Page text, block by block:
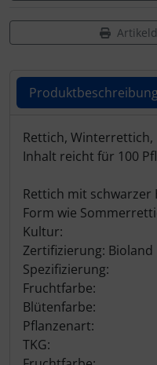
Rettich, Winterrettich,
Inhalt reicht für 100
Rettich mit schwarzer
Form wie
Kultur:
Zertifizierung: Bioland
Spezifizierung:
Fruchtfarbe:
Blütenfarbe:
Pflanzenart:
TKG: